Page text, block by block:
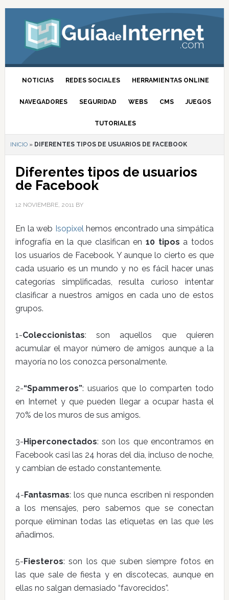
NOTICIAS REDES SOCIALES HERRAMIENTAS ONLINE
NAVEGADORES SEGURIDAD WEBS CMS JUEGOS
TUTORIALES
INICIO» DIFERENTES TIPOS DE USUARIOS DE FACEBOOK
Diferentes tipos de usuarios
de Facebook
12 NOVIEMBRE, 2011BY
En la web Isopixelhemos encontrado una simpática
infografía en la que clasifican en10 tipos a todos
los usuarios de Facebook. Y aunque lo cierto es que
cada usuario es un mundo y no es fácil hacer unas
categorías simplificadas, resulta curioso intentar
clasificar a nuestros amigos en cada uno de estos
grupos.
1-Coleccionistas: son aquellos que quieren
acumular el mayor número de amigos aunque a la
mayoría no los conozca personalmente.
2-“Spammeros”: usuarios que lo comparten todo
en Internet y que pueden llegar a ocupar hasta el
70% de los muros de sus amigos.
3-Hiperconectados: son los que encontramos en
Facebook casi las 24 horas del día, incluso de noche,
y cambian de estado constantemente.
4-Fantasmas: los que nunca escriben ni responden
a los mensajes, pero sabemos que se conectan
porque eliminan todas las etiquetas en las que les
añadimos.
5-Fiesteros: son los que suben siempre fotos en
las que sale de fiesta y en discotecas, aunque en
ellas no salgan demasiado “favorecidos”.